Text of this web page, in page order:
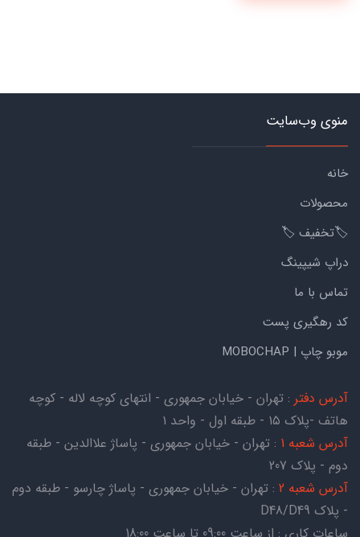
منوی وب‌سایت
خانه
محصولات
🏷️تخفیف 🏷️
دراپ شیپینگ
تماس با ما
کد رهگیری پست
موبو چاپ | MOBOCHAP
آدرس دفتر : تهران - خیابان جمهوری - انتهای کوچه لاله - کوچه
هاتف -پلاک ۱۵ - طبقه اول - واحد ۱
آدرس شعبه 1
: تهران - خیابان جمهوری - پاساژ علاالدین - طبقه
دوم - پلاک 207
آدرس شعبه 2
: تهران - خیابان جمهوری - پاساژ چارسو - طبقه دوم
- پلاک D48/D49